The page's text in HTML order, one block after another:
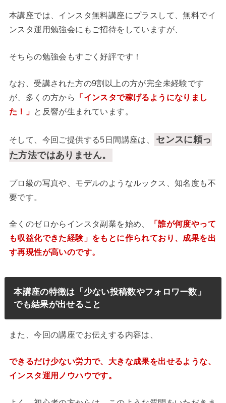
本講座では、インスタ無料講座にプラスして、無料でイ
ンスタ運用勉強会にもご招待をしていますが、
そちらの勉強会もすごく好評です！
なお、受講された方の9割以上の方が完全未経験です
が、多くの方から
「インスタで稼げるようになりまし
た！」 と反響が生まれています。
そして、今回ご提供する5日間講座は、
センスに頼っ
た方法ではありません。
プロ級の写真や、モデルのようなルックス、知名度も不
要です。
全くのゼロからインスタ副業を始め、
「誰が何度やって
も収益化できた経験」をもとに作られており、成果を出
す再現性が高いのです。
本講座の特徴は「少ない投稿数やフォロワー数」
でも結果が出せること
また、今回の講座でお伝えする内容は、
できるだけ少ない労力で、大きな成果を出せるような、
インスタ運用ノウハウです。